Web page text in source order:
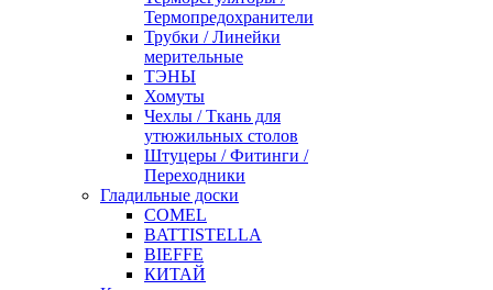
Термопредохранители
Трубки / Линейки
мерительные
ТЭНЫ
Хомуты
Чехлы / Ткань для
утюжильных столов
Штуцеры / Фитинги /
Переходники
Гладильные доски
COMEL
BATTISTELLA
BIEFFE
КИТАЙ